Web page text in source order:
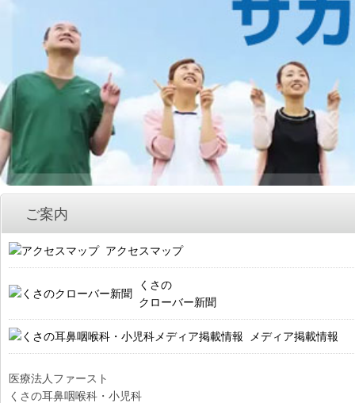
ご案内
アクセスマップ
くさの
クローバー新聞
メディア掲載情報
医療法人ファースト
くさの耳鼻咽喉科・小児科